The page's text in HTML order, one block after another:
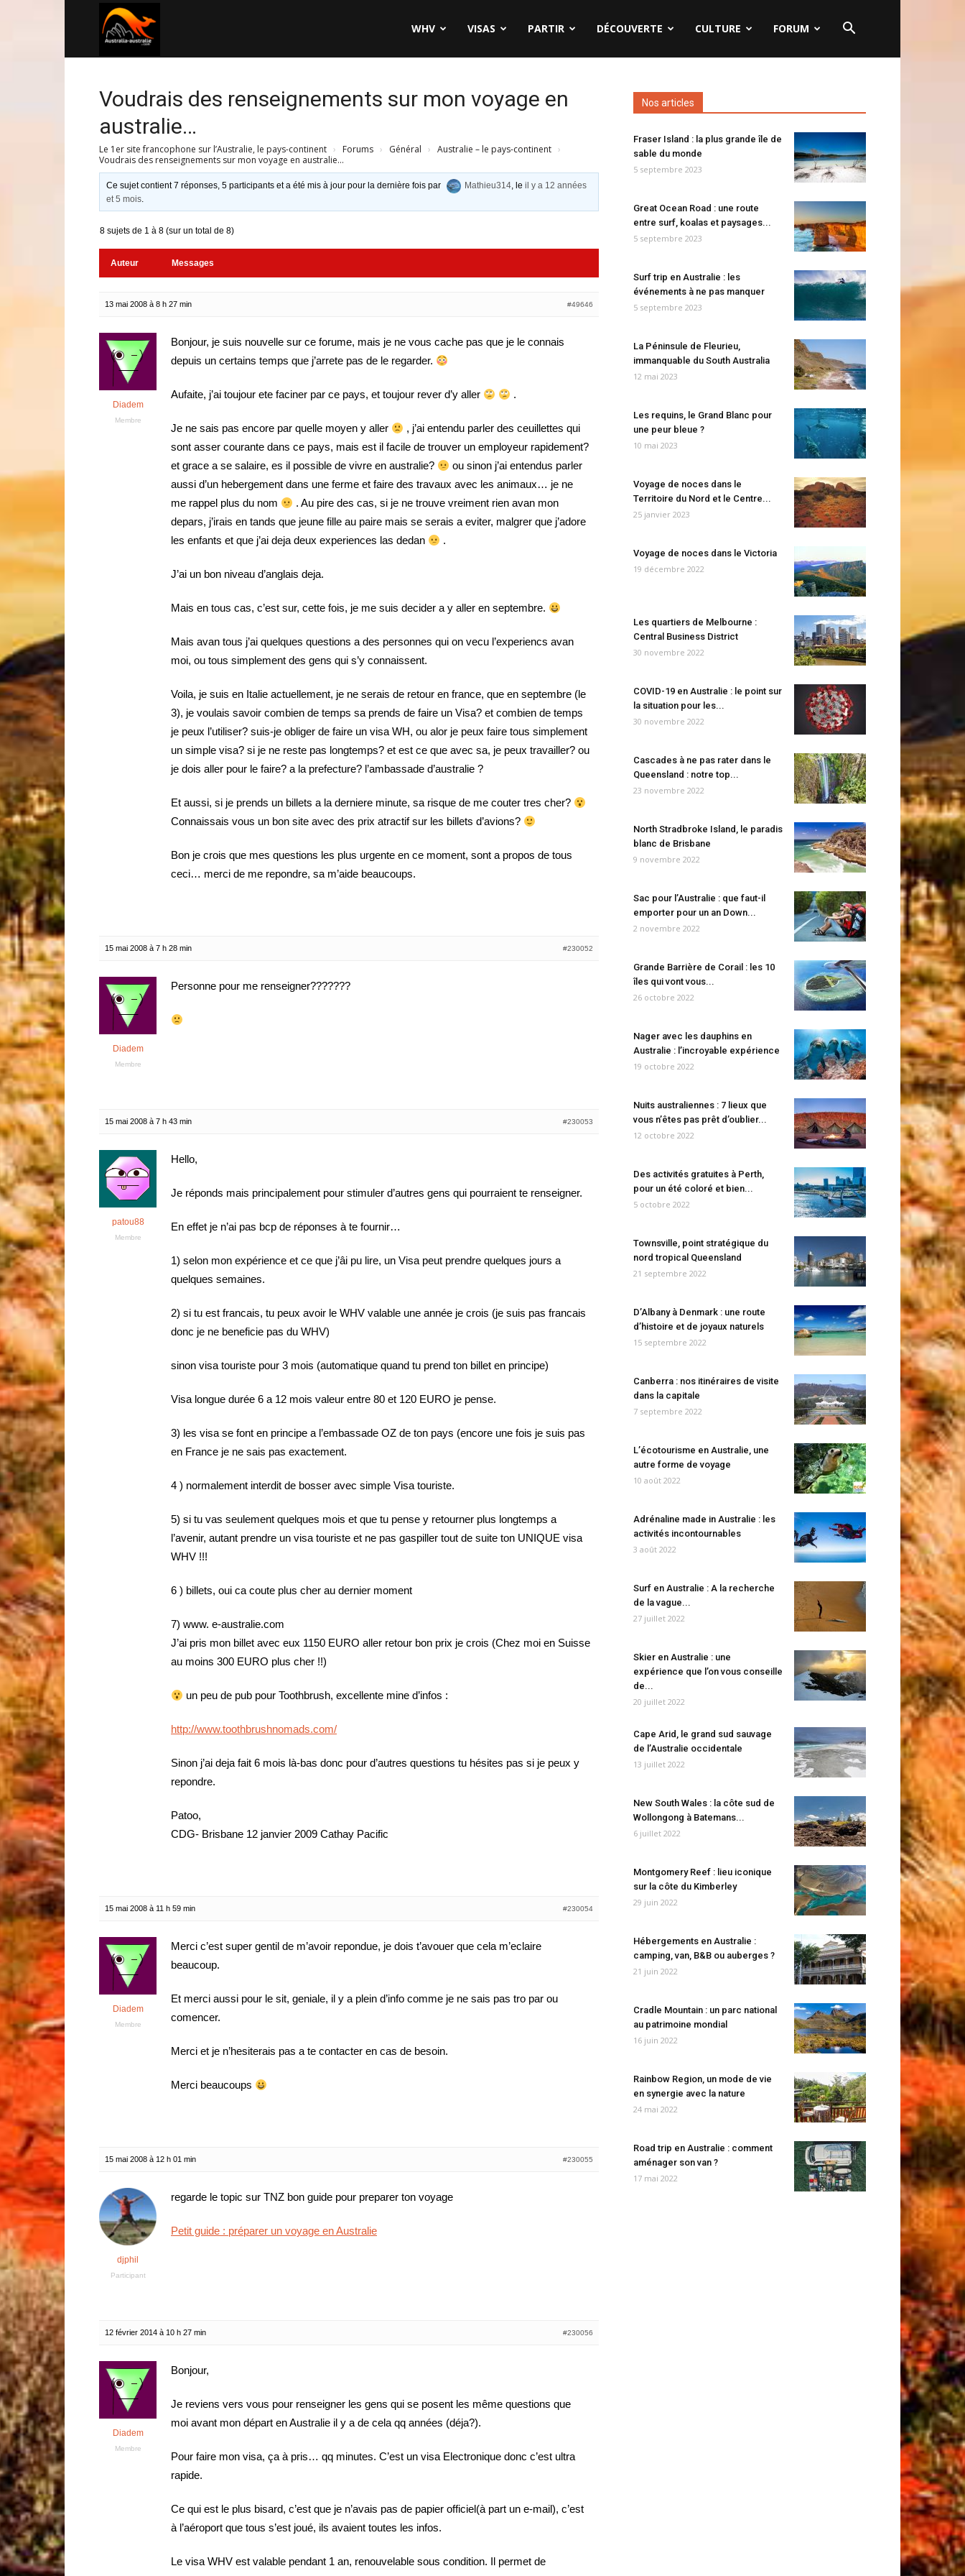
WHV VISAS PARTIR DÉCOUVERTE CULTURE FORUM
Voudrais des renseignements sur mon voyage en
australie…
Le 1er site francophone sur l’Australie, le pays-continent › Forums › Général › Australie – le pays-continent ›
Voudrais des renseignements sur mon voyage en australie…
Ce sujet contient 7 réponses, 5 participants et a été mis à jour pour la dernière fois par Mathieu314, leil y a 12 années
et 5 mois.
8 sujets de 1 à 8 (sur un total de 8)
Auteur Messages
13 mai 2008 à 8 h 27 min #49646
Diadem
Membre
Bonjour, je suis nouvelle sur ce forume, mais je ne vous cache pas que je le connais
depuis un certains temps que j’arrete pas de le regarder.
Aufaite, j’ai toujour ete faciner par ce pays, et toujour rever d’y aller .
Je ne sais pas encore par quelle moyen y aller
, j’ai entendu parler des ceuillettes qui
sont asser courante dans ce pays, mais est il facile de trouver un employeur rapidement?
et grace a se salaire, es il possible de vivre en australie?
ou sinon j’ai entendus parler
aussi d’un hebergement dans une ferme et faire des travaux avec les animaux… je ne
me rappel plus du nom
. Au pire des cas, si je ne trouve vreiment rien avan mon
depars, j’irais en tands que jeune fille au paire mais se serais a eviter, malgrer que j’adore
les enfants et que j’ai deja deux experiences las dedan
.
J’ai un bon niveau d’anglais deja.
Mais en tous cas, c’est sur, cette fois, je me suis decider a y aller en septembre.
Mais avan tous j’ai quelques questions a des personnes qui on vecu l’experiencs avan
moi, ou tous simplement des gens qui s’y connaissent.
Voila, je suis en Italie actuellement, je ne serais de retour en france, que en septembre (le
3), je voulais savoir combien de temps sa prends de faire un Visa? et combien de temps
je peux l’utiliser? suis-je obliger de faire un visa WH, ou alor je peux faire tous simplement
un simple visa? si je ne reste pas longtemps? et est ce que avec sa, je peux travailler? ou
je dois aller pour le faire? a la prefecture? l’ambassade d’australie ?
Et aussi, si je prends un billets a la derniere minute, sa risque de me couter tres cher?
Connaissais vous un bon site avec des prix atractif sur les billets d’avions?
Bon je crois que mes questions les plus urgente en ce moment, sont a propos de tous
ceci… merci de me repondre, sa m’aide beaucoups.
15 mai 2008 à 7 h 28 min #230052
Diadem
Membre
Personne pour me renseigner???????
15 mai 2008 à 7 h 43 min #230053
patou88
Membre
Hello,
Je réponds mais principalement pour stimuler d’autres gens qui pourraient te renseigner.
En effet je n’ai pas bcp de réponses à te fournir…
1) selon mon expérience et ce que j’âi pu lire, un Visa peut prendre quelques jours a
quelques semaines.
2) si tu est francais, tu peux avoir le WHV valable une année je crois (je suis pas francais
donc je ne beneficie pas du WHV)
sinon visa touriste pour 3 mois (automatique quand tu prend ton billet en principe)
Visa longue durée 6 a 12 mois valeur entre 80 et 120 EURO je pense.
3) les visa se font en principe a l’embassade OZ de ton pays (encore une fois je suis pas
en France je ne sais pas exactement.
4 ) normalement interdit de bosser avec simple Visa touriste.
5) si tu vas seulement quelques mois et que tu pense y retourner plus longtemps a
l’avenir, autant prendre un visa touriste et ne pas gaspiller tout de suite ton UNIQUE visa
WHV !!!
6 ) billets, oui ca coute plus cher au dernier moment
7) www. e-australie.com
J’ai pris mon billet avec eux 1150 EURO aller retour bon prix je crois (Chez moi en Suisse
au moins 300 EURO plus cher !!)
un peu de pub pour Toothbrush, excellente mine d’infos :
http://www.toothbrushnomads.com/
Sinon j’ai deja fait 6 mois là-bas donc pour d’autres questions tu hésites pas si je peux y
repondre.
Patoo,
CDG- Brisbane 12 janvier 2009 Cathay Pacific
15 mai 2008 à 11 h 59 min #230054
Diadem
Membre
Merci c’est super gentil de m’avoir repondue, je dois t’avouer que cela m’eclaire
beaucoup.
Et merci aussi pour le sit, geniale, il y a plein d’info comme je ne sais pas tro par ou
comencer.
Merci et je n’hesiterais pas a te contacter en cas de besoin.
Merci beaucoups
15 mai 2008 à 12 h 01 min #230055
djphil
Participant
regarde le topic sur TNZ bon guide pour preparer ton voyage
Petit guide : préparer un voyage en Australie
12 février 2014 à 10 h 27 min #230056
Diadem
Membre
Bonjour,
Je reviens vers vous pour renseigner les gens qui se posent les même questions que
moi avant mon départ en Australie il y a de cela qq années (déja?).
Pour faire mon visa, ça à pris… qq minutes. C’est un visa Electronique donc c’est ultra
rapide.
Ce qui est le plus bisard, c’est que je n’avais pas de papier officiel(à part un e-mail), c’est
à l’aéroport que tous s’est joué, ils avaient toutes les infos.
Le visa WHV est valable pendant 1 an, renouvelable sous condition. Il permet de
Nos articles
Fraser Island : la plus grande île de
sable du monde
5 septembre 2023
Great Ocean Road : une route
entre surf, koalas et paysages...
5 septembre 2023
Surf trip en Australie : les
événements à ne pas manquer
5 septembre 2023
La Péninsule de Fleurieu,
immanquable du South Australia
12 mai 2023
Les requins, le Grand Blanc pour
une peur bleue ?
10 mai 2023
Voyage de noces dans le
Territoire du Nord et le Centre...
25 janvier 2023
Voyage de noces dans le Victoria
19 décembre 2022
Les quartiers de Melbourne :
Central Business District
30 novembre 2022
COVID-19 en Australie : le point sur
la situation pour les...
30 novembre 2022
Cascades à ne pas rater dans le
Queensland : notre top...
23 novembre 2022
North Stradbroke Island, le paradis
blanc de Brisbane
9 novembre 2022
Sac pour l’Australie : que faut-il
emporter pour un an Down...
2 novembre 2022
Grande Barrière de Corail : les 10
îles qui vont vous...
26 octobre 2022
Nager avec les dauphins en
Australie : l’incroyable expérience
19 octobre 2022
Nuits australiennes : 7 lieux que
vous n’êtes pas prêt d’oublier...
12 octobre 2022
Des activités gratuites à Perth,
pour un été coloré et bien...
5 octobre 2022
Townsville, point stratégique du
nord tropical Queensland
21 septembre 2022
D’Albany à Denmark : une route
d’histoire et de joyaux naturels
15 septembre 2022
Canberra : nos itinéraires de visite
dans la capitale
7 septembre 2022
L’écotourisme en Australie, une
autre forme de voyage
10 août 2022
Adrénaline made in Australie : les
activités incontournables
3 août 2022
Surf en Australie : A la recherche
de la vague...
27 juillet 2022
Skier en Australie : une
expérience que l’on vous conseille
de...
20 juillet 2022
Cape Arid, le grand sud sauvage
de l’Australie occidentale
13 juillet 2022
New South Wales : la côte sud de
Wollongong à Batemans...
6 juillet 2022
Montgomery Reef : lieu iconique
sur la côte du Kimberley
29 juin 2022
Hébergements en Australie :
camping, van, B&B ou auberges ?
21 juin 2022
Cradle Mountain : un parc national
au patrimoine mondial
16 juin 2022
Rainbow Region, un mode de vie
en synergie avec la nature
24 mai 2022
Road trip en Australie : comment
aménager son van ?
17 mai 2022